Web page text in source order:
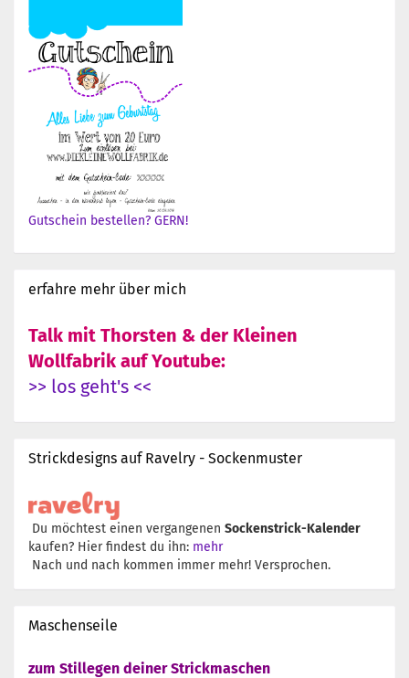
Gutschein bestellen? GERN!
erfahre mehr über mich
Talk mit Thorsten & der Kleinen
Wollfabrik auf Youtube:
>> los geht's <<
Strickdesigns auf Ravelry - Sockenmuster
Du möchtest einen vergangenen Sockenstrick-Kalender
kaufen? Hier findest du ihn: mehr
Nach und nach kommen immer mehr! Versprochen.
Maschenseile
zum Stillegen deiner Strickmaschen